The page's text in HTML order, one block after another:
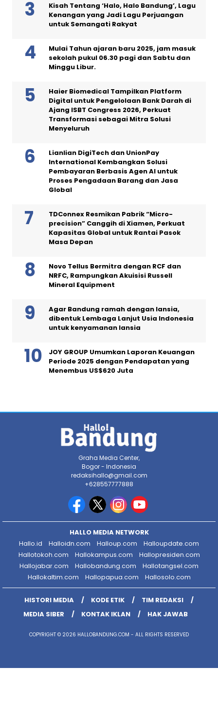
Kisah Tentang ‘Halo, Halo Bandung’, Lagu
Kenangan yang Jadi Lagu Perjuangan
untuk Semangati Rakyat
Mulai Tahun ajaran baru 2025, jam masuk
sekolah pukul 06.30 pagi dan Sabtu dan
Minggu Libur.
Haier Biomedical Tampilkan Platform
Digital untuk Pengelolaan Bank Darah di
Ajang ISBT Congress 2026, Perkuat
Transformasi sebagai Mitra Solusi
Menyeluruh
Lianlian DigiTech dan UnionPay
International Kembangkan Solusi
Pembayaran Berbasis Agen AI untuk
Proses Pengadaan Barang dan Jasa
Global
TDConnex Resmikan Pabrik “Micro-
precision” Canggih di Xiamen, Perkuat
Kapasitas Global untuk Rantai Pasok
Masa Depan
Novo Tellus Bermitra dengan RCF dan
NRFC, Rampungkan Akuisisi Russell
Mineral Equipment
Agar Bandung ramah dengan lansia,
dibentuk Lembaga Lanjut Usia Indonesia
untuk kenyamanan lansia
JOY GROUP Umumkan Laporan Keuangan
Periode 2025 dengan Pendapatan yang
Menembus US$620 Juta
Graha Media Center,
Bogor - Indonesia
redaksihallo@gmail.com
+628557777888
HALLO MEDIA NETWORK
Hallo.id
Halloidn.com Halloup.com
Halloupdate.com
Hallotokoh.com
Hallokampus.com
Hallopresiden.com
Hallojabar.com
Hallobandung.com
Hallotangsel.com
Hallokaltim.com
Hallopapua.com Hallosolo.com
HISTORI MEDIA KODE ETIK
TIM REDAKSI
MEDIA SIBER
KONTAK IKLAN HAK JAWAB
COPYRIGHT © 2026 HALLOBANDUNG.COM - ALL RIGHTS RESERVED